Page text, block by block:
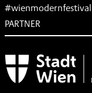
#wienmodernfestival
PARTNER
Subventionsgeber